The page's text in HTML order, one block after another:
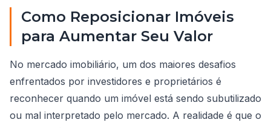
Como Reposicionar Imóveis
para Aumentar Seu Valor
No mercado imobiliário, um dos maiores desafios
enfrentados por investidores e proprietários é
reconhecer quando um imóvel está sendo subutilizado
ou mal interpretado pelo mercado. A realidade é que o